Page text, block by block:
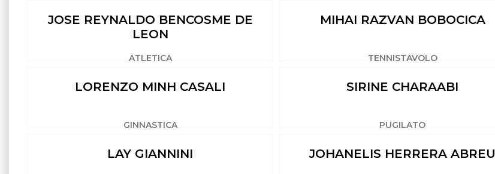
JOSE REYNALDO BENCOSME DE
LEON
ATLETICA
MIHAI RAZVAN BOBOCICA
TENNISTAVOLO
LORENZO MINH CASALI
GINNASTICA
SIRINE CHARAABI
PUGILATO
LAY GIANNINI JOHANELIS HERRERA ABREU